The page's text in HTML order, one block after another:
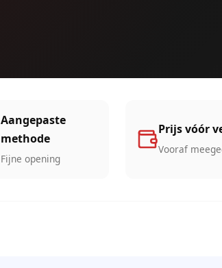
Aangepaste
methode
Fijne opening
Prijs vóór
Vooraf